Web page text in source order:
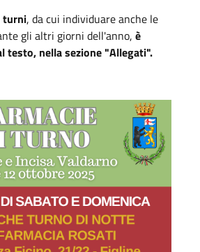
turni, da cui individuare anche le
gli altri giorni dell'anno, è
testo, nella sezione "Allegati".